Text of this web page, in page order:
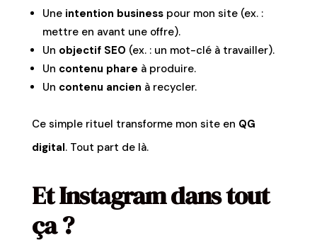
Une intention businesspour mon site (ex. :
mettre en avant une offre).
Un objectif SEO (ex. : un mot-clé à travailler).
Un contenu phare à produire.
Un contenu ancien à recycler.
Ce simple rituel transforme mon site en QG
digital. Tout part de là.
Et Instagram dans tout
ça ?